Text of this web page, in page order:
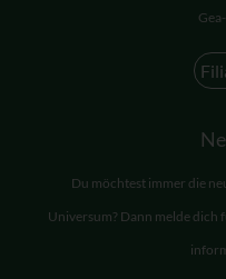
Du möchtest immer die
Universum? Dann melde dich